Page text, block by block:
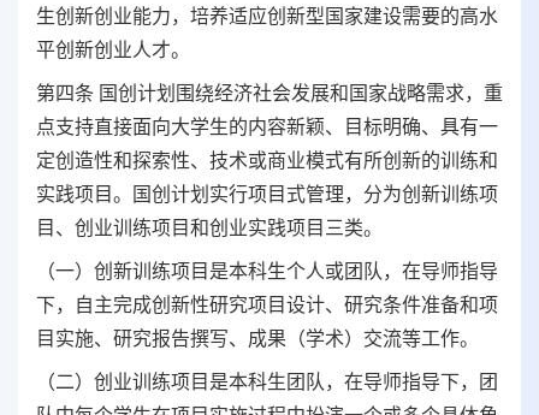
生创新创业能力，培养适应创新型国家建设需要的高水
平创新创业人才。
第四条 国创计划围绕经济社会发展和国家战略需求，重
点支持直接面向大学生的内容新颖、目标明确、具有一
定创造性和探索性、技术或商业模式有所创新的训练和
实践项目。国创计划实行项目式管理，分为创新训练项
目、创业训练项目和创业实践项目三类。
（一）创新训练项目是本科生个人或团队，在导师指导
下，自主完成创新性研究项目设计、研究条件准备和项
目实施、研究报告撰写、成果（学术）交流等工作。
（二）创业训练项目是本科生团队，在导师指导下，团